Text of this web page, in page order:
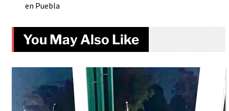
en Puebla
You May Also Like